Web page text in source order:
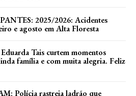
2025/2026: Acidentes
e agosto em Alta Floresta
Tais curtem momentos
família e com muita alegria. Feliz
Polícia rastreia ladrão que